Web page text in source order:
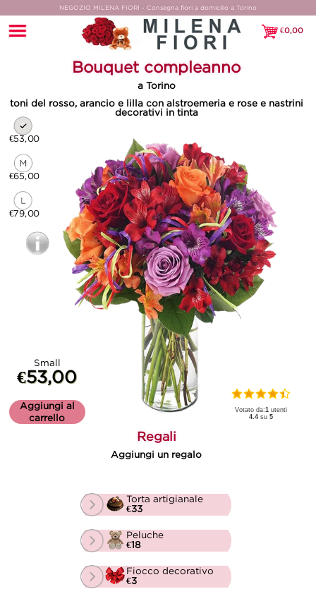
NEGOZIO MILENA FIORI - Consegna fiori a domicilio a Torino
€0,00
€0,00
Bouquet compleanno
a Torino
toni del rosso, arancio e lilla con alstroemeria e rose e nastrini
decorativi in tinta
€53,00
€65,00
€79,00
Small
€53,00
Aggiungi al
carrello
Votato da:1 utenti
4.4 su5
Regali
Aggiungi un regalo
Torta artigianale
€33
Peluche
€18
Fiocco decorativo
€3